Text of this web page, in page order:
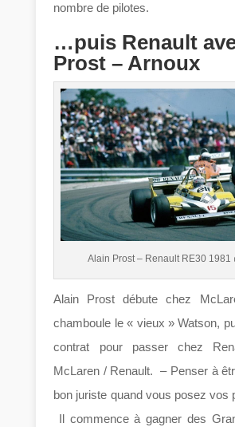
nombre de pilotes.
…puis Renault
Prost – Arnoux
Alain Prost – Renault RE30 1981
Alain Prost débute chez
chamboule le « vieux » Watson,
contrat pour passer chez
McLaren / Renault. – Penser à
bon juriste quand vous posez vos
Il commence à gagner des